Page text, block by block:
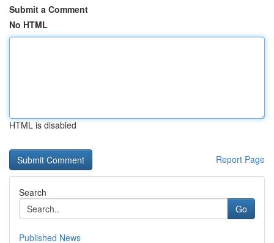
Submit a Comment
No HTML
HTML is disabled
Report Page
Search
Go
Published News